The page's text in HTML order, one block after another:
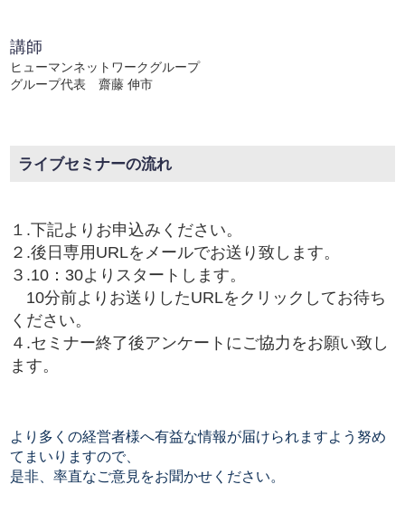
講師
ヒューマンネットワークグループ
グループ代表 齋藤 伸市
ライブセミナーの流れ
１.下記よりお申込みください。
２.後日専用URLをメールでお送り致します。
３.10：30よりスタートします。
10分前よりお送りしたURLをクリックしてお待ち
ください。
４.セミナー終了後アンケートにご協力をお願い致し
ます。
より多くの経営者様へ有益な情報が届けられますよう努め
てまいりますので、
是非、率直なご意見をお聞かせください。